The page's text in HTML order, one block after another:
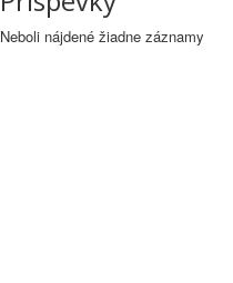
Neboli nájdené žiadne záznamy